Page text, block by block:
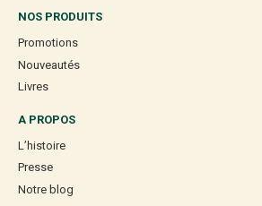
NOS PRODUITS
Promotions
Nouveautés
Livres
A PROPOS
L’histoire
Presse
Notre blog